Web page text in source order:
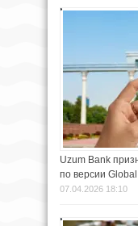
Uzum Bank
по версии
07.04.2026 18:10